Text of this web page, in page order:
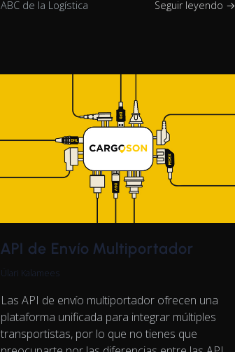
ABC de la Logística Seguir leyendo →
API de Envío Multiportador
Ülari Kalamees
Las API de envío multiportador ofrecen una
plataforma unificada para integrar múltiples
transportistas, por lo que no tienes que